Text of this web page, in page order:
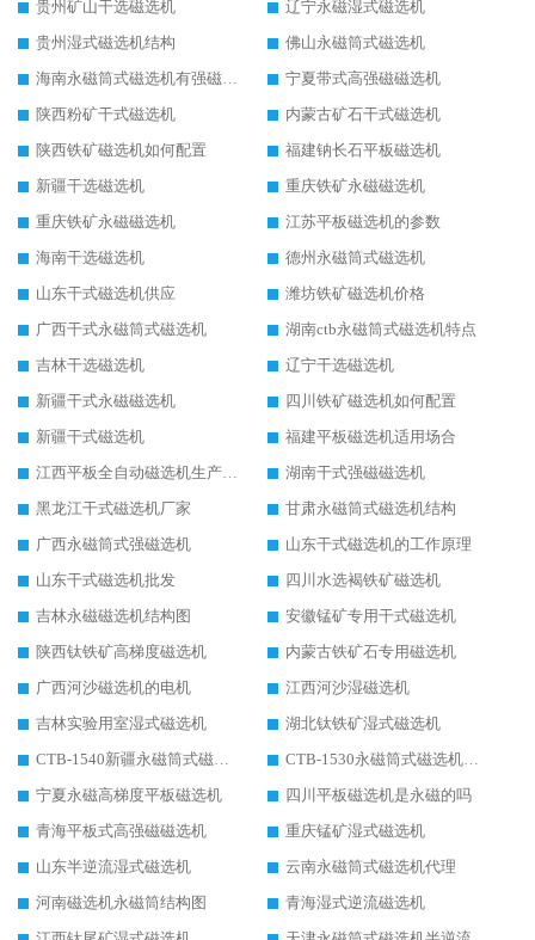
贵州矿山干选磁选机
辽宁永磁湿式磁选机
贵州湿式磁选机结构
佛山永磁筒式磁选机
海南永磁筒式磁选机有强磁的吗
宁夏带式高强磁磁选机
陕西粉矿干式磁选机
内蒙古矿石干式磁选机
陕西铁矿磁选机如何配置
福建钠长石平板磁选机
新疆干选磁选机
重庆铁矿永磁磁选机
重庆铁矿永磁磁选机
江苏平板磁选机的参数
海南干选磁选机
德州永磁筒式磁选机
山东干式磁选机供应
潍坊铁矿磁选机价格
广西干式永磁筒式磁选机
湖南ctb永磁筒式磁选机特点
吉林干选磁选机
辽宁干选磁选机
新疆干式永磁磁选机
四川铁矿磁选机如何配置
新疆干式磁选机
福建平板磁选机适用场合
江西平板全自动磁选机生产厂家
湖南干式强磁磁选机
黑龙江干式磁选机厂家
甘肃永磁筒式磁选机结构
广西永磁筒式强磁选机
山东干式磁选机的工作原理
山东干式磁选机批发
四川水选褐铁矿磁选机
吉林永磁磁选机结构图
安徽锰矿专用干式磁选机
陕西钛铁矿高梯度磁选机
内蒙古铁矿石专用磁选机
广西河沙磁选机的电机
江西河沙湿磁选机
吉林实验用室湿式磁选机
湖北钛铁矿湿式磁选机
CTB-1540新疆永磁筒式磁选机
CTB-1530永磁筒式磁选机代理商
宁夏永磁高梯度平板磁选机
四川平板磁选机是永磁的吗
青海平板式高强磁磁选机
重庆锰矿湿式磁选机
山东半逆流湿式磁选机
云南永磁筒式磁选机代理
河南磁选机永磁筒结构图
青海湿式逆流磁选机